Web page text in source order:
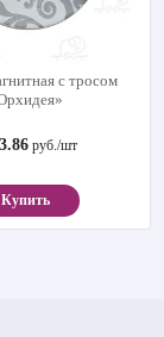
с тросом
руб./шт
Купить